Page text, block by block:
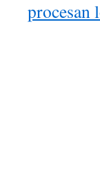
procesan